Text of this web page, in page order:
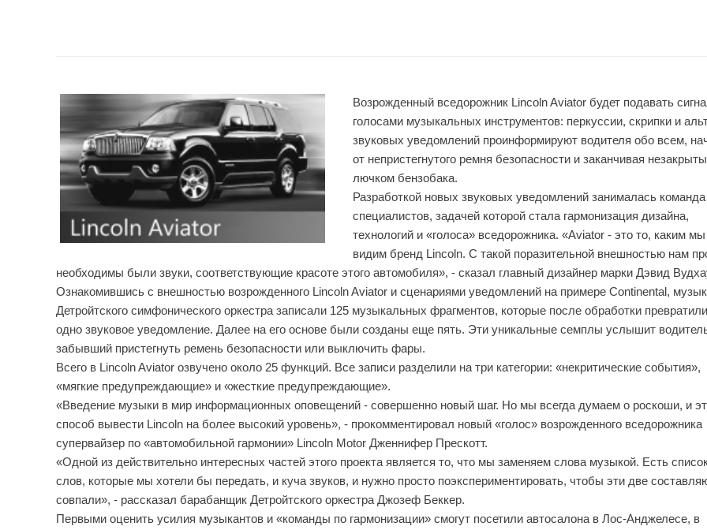
Возрожденный вседорожник Lincoln Aviator будет подавать
голосами музыкальных инструментов: перкуссии, скрипки и
звуковых уведомлений проинформируют водителя обо всем,
от непристегнутого ремня безопасности и заканчивая
лючком бензобака.
Разработкой новых звуковых уведомлений занималась команда
специалистов, задачей которой стала гармонизация дизайна,
технологий и «голоса» вседорожника. «Aviator - это то, каким мы
видим бренд Lincoln. С такой поразительной внешностью нам
необходимы были звуки, соответствующие красоте этого автомобиля», - сказал главный дизайнер марки Дэвид
Ознакомившись с внешностью возрожденного Lincoln Aviator и сценариями уведомлений на примере Continental,
Детройтского симфонического оркестра записали 125 музыкальных фрагментов, которые после обработки
одно звуковое уведомление. Далее на его основе были созданы еще пять. Эти уникальные семплы услышит
забывший пристегнуть ремень безопасности или выключить фары.
Всего в Lincoln Aviator озвучено около 25 функций. Все записи разделили на три категории: «некритические события»,
«мягкие предупреждающие» и «жесткие предупреждающие».
«Введение музыки в мир информационных оповещений - совершенно новый шаг. Но мы всегда думаем о роскоши, и
способ вывести Lincoln на более высокий уровень», - прокомментировал новый «голос» возрожденного вседорожника
супервайзер по «автомобильной гармонии» Lincoln Motor Дженнифер Прескотт.
«Одной из действительно интересных частей этого проекта является то, что мы заменяем слова музыкой. Есть
слов, которые мы хотели бы передать, и куча звуков, и нужно просто поэкспериментировать, чтобы эти две
совпали», - рассказал барабанщик Детройтского оркестра Джозеф Беккер.
Первыми оценить усилия музыкантов и «команды по гармонизации» смогут посетили автосалона в Лос-Анджелесе, в